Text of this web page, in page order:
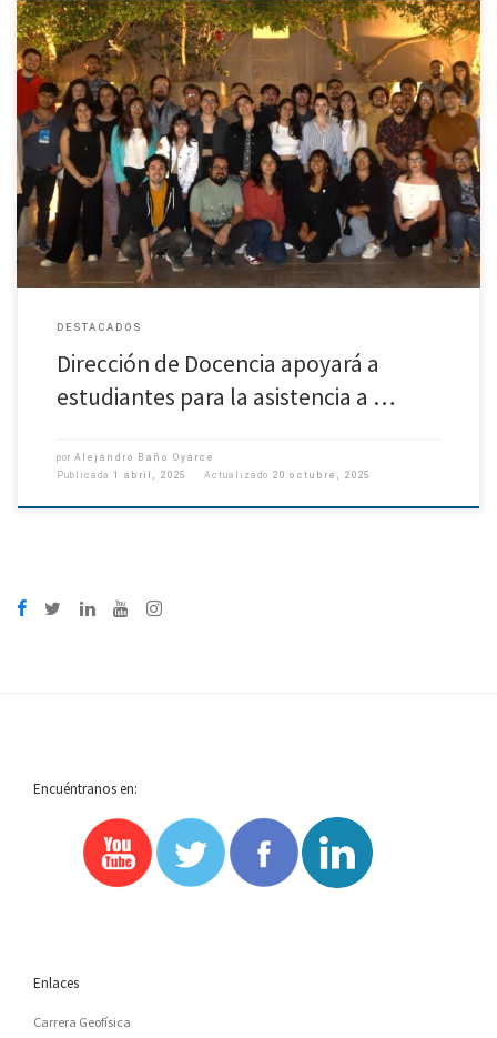
Convocatoria 2025: inicio de la «ventanilla abierta» desde el 19 de marzo.
La Dirección de Docencia ha destinado recursos para apoyar la asistencia
a congresos de nuestros/nuestras estudiantes de pregrado. […]
DESTACADOS
Dirección de Docencia apoyará a
estudiantes para la asistencia a …
por Alejandro Baño Oyarce
Publicada 1 abril, 2025 Actualizado 20 octubre, 2025
Encuéntranos en:
Enlaces
Carrera Geofísica